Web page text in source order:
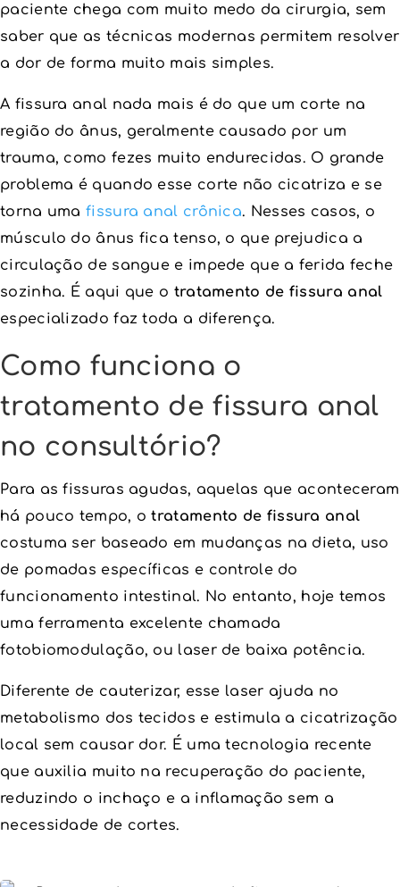
paciente chega com muito medo da cirurgia, sem
saber que as técnicas modernas permitem resolver
a dor de forma muito mais simples.
A fissura anal nada mais é do que um corte na
região do ânus, geralmente causado por um
trauma, como fezes muito endurecidas. O grande
problema é quando esse corte não cicatriza e se
torna umafissura anal crônica. Nesses casos, o
músculo do ânus fica tenso, o que prejudica a
circulação de sangue e impede que a ferida feche
sozinha. É aqui que o tratamento de fissura anal
especializado faz toda a diferença.
Como funciona o
tratamento de fissura anal
no consultório?
Para as fissuras agudas, aquelas que aconteceram
há pouco tempo, otratamento de fissura anal
costuma ser baseado em mudanças na dieta, uso
de pomadas específicas e controle do
funcionamento intestinal. No entanto, hoje temos
uma ferramenta excelente chamada
fotobiomodulação, ou laser de baixa potência.
Diferente de cauterizar, esse laser ajuda no
metabolismo dos tecidos e estimula a cicatrização
local sem causar dor. É uma tecnologia recente
que auxilia muito na recuperação do paciente,
reduzindo o inchaço e a inflamação sem a
necessidade de cortes.